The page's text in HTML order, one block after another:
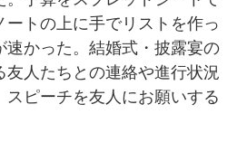
トの上に手でリストを作っ
速かった。結婚式・披露宴の
友人たちとの連絡や進行状況
ピーチを友人にお願いする